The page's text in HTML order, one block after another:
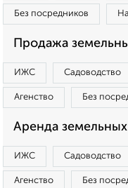
Без посредников
Продажа
ИЖС Садоводство
Агенство Без
Аренда земельных
ИЖС Садоводство
Агенство Без